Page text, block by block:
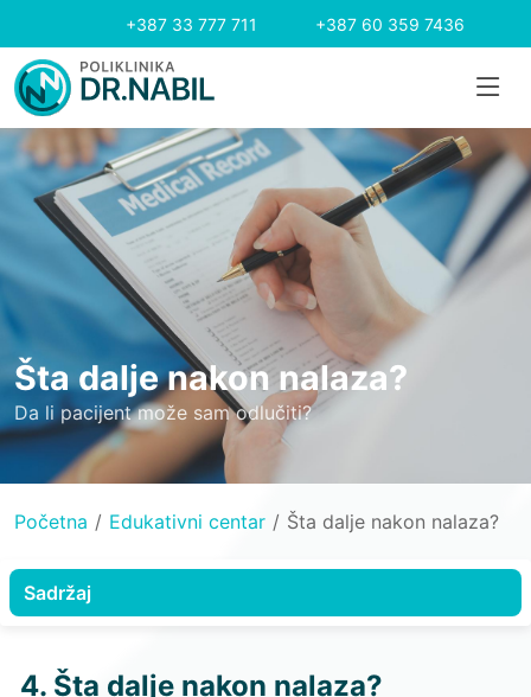
+387 33 777 711 +387 60 359 7436
Šta dalje nakon nalaza?
Da li pacijent može sam odlučiti?
Početna Edukativni centar Šta dalje nakon nalaza?
Sadržaj
4. Šta dalje nakon nalaza?